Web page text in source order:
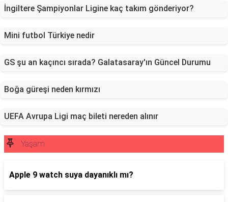
İngiltere Şampiyonlar Ligine kaç takım gönderiyor?
Mini futbol Türkiye nedir
GS şu an kaçıncı sırada? Galatasaray'ın Güncel Durumu
Boğa güreşi neden kırmızı
UEFA Avrupa Ligi maç bileti nereden alınır
Yaşam
Apple 9 watch suya dayanıklı mı?